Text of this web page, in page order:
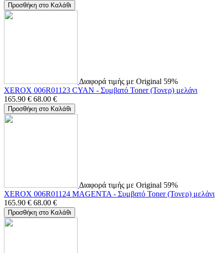
Προσθήκη στο Καλάθι
Διαφορά τιμής με Original 59%
XEROX 006R01123 CYAN - Συμβατό Toner (Τονερ) μελάνι
165.90 € 68.00 €
Προσθήκη στο Καλάθι
Διαφορά τιμής με Original 59%
XEROX 006R01124 MAGENTA - Συμβατό Toner (Τονερ) μελάνι
165.90 € 68.00 €
Προσθήκη στο Καλάθι